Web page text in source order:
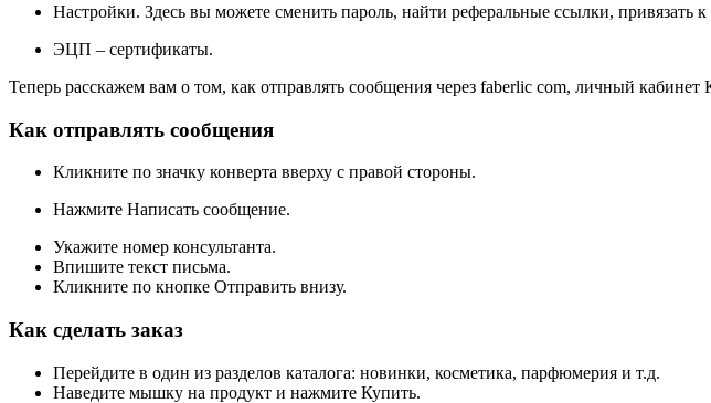
Настройки. Здесь вы можете сменить пароль, найти реферальные ссылки, привязать к
ЭЦП – сертификаты.
Теперь расскажем вам о том, как отправлять сообщения через faberlic com, личный кабинет
Как отправлять сообщения
Кликните по значку конверта вверху с правой стороны.
Нажмите Написать сообщение.
Укажите номер консультанта.
Впишите текст письма.
Кликните по кнопке Отправить внизу.
Как сделать заказ
Перейдите в один из разделов каталога: новинки, косметика, парфюмерия и т.д.
Наведите мышку на продукт и нажмите Купить.